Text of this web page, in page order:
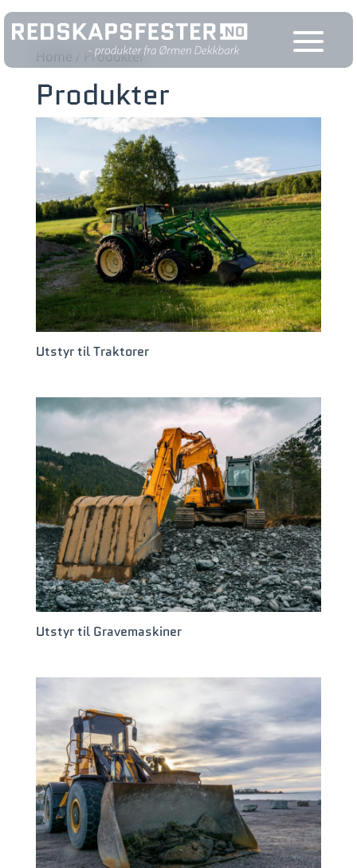
Home / Produkter
Produkter
Utstyr til Traktorer
Utstyr til Gravemaskiner